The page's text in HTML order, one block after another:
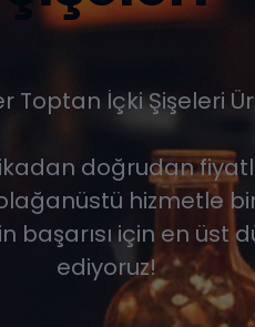
Toptan İçki Şişeleri
doğrudan
hizmetle
başarısı için en
ediyoruz!